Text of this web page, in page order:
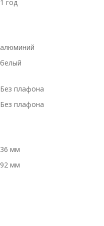
1 год
алюминий
белый
Без плафона
Без плафона
36 мм
92 мм